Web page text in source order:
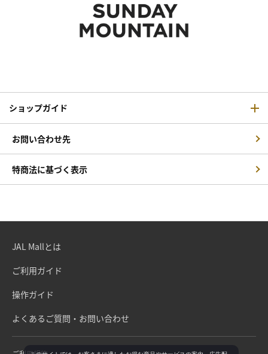
ショップガイド
お問い合わせ先
特商法に基づく表示
JAL Mallとは
ご利用ガイド
操作ガイド
よくあるご質問・お問い合わせ